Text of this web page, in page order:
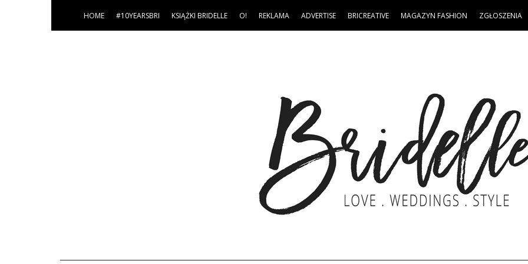
HOME #10YEARSBRI KSIĄŻKI BRIDELLE O! REKLAMA ADVERTISE BRICREATIVE MAGAZYN FASHION ZGŁOSZENIA